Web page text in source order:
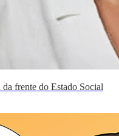
frente do Estado Social